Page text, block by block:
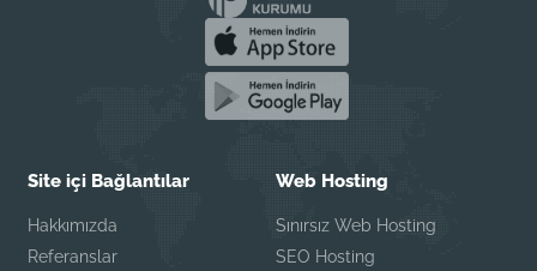
Site içi Bağlantılar
Hakkımızda
Referanslar
Web Hosting
Sınırsız Web Hosting
SEO Hosting